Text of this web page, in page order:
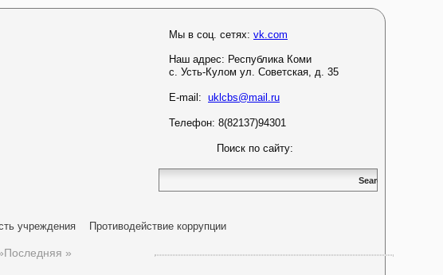
Мы в соц. сетях: vk.com
Наш адрес: Республика Коми
с. Усть-Кулом ул. Советская, д. 35
E-mail: uklcbs@mail.ru
Телефон: 8(82137)94301
Поиск по сайту:
учреждения Противодействие коррупции
Последняя »